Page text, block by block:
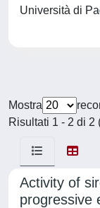
Università di
Mostra
Risultati 1 - 2 di 2
Activity of
progressive